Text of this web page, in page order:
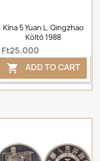
Kína 5 Yuan L. Qingzhao
Költő 1988
Ft25,000
 ADD TO CART